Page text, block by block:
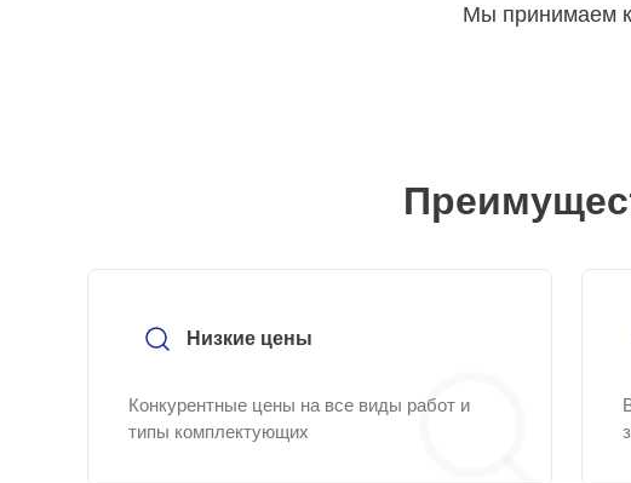
Мы принимаем
Низкие цены
Конкурентные цены на все виды работ и
типы комплектующих